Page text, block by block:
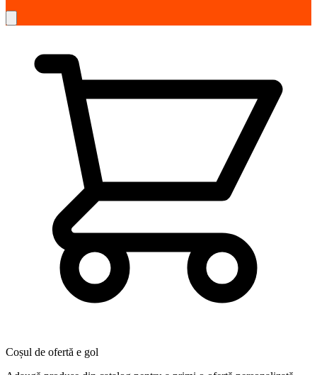
Coșul de ofertă e gol